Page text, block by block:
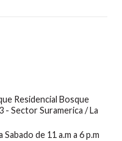
Residencial Bosque
Sector Suramerica / La
de 11 a.m a 6 p.m